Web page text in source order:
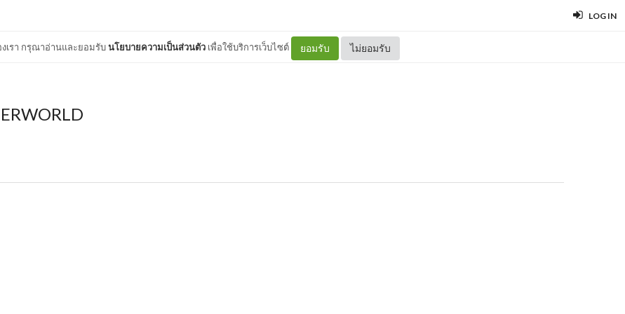
LOG IN
เรา กรุณาอ่านและยอมรับนโยบายความเป็นส่วนตัว เพื่อใช้บริการเว็บไซต์ ยอมรับ ไม่ยอมรับ